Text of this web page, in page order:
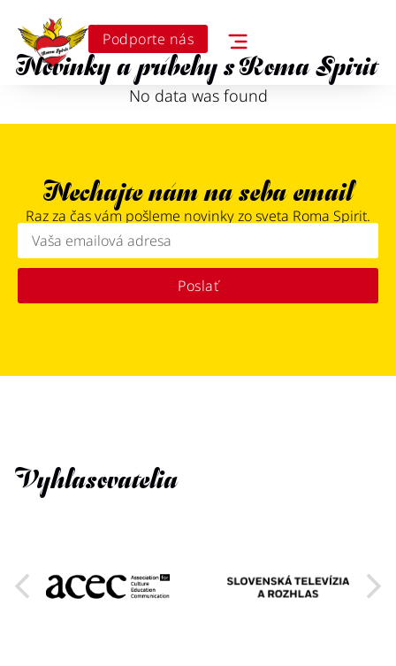
Podporte nás
Novinky a príbehy s Roma Spirit
No data was found
Nechajte nám na seba email
Raz za čas vám pošleme novinky zo sveta Roma Spirit.
Poslať
Vyhlasovatelia